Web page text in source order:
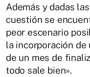
Además y dadas
cuestión se
peor escenario
la incorporación de
de un mes de
todo sale bien».